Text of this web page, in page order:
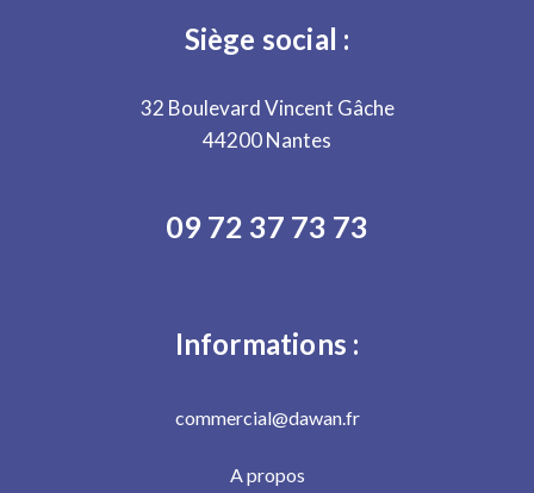
Siège social :
32 Boulevard Vincent Gâche
44200 Nantes
09 72 37 73 73
Informations :
commercial@dawan.fr
A propos